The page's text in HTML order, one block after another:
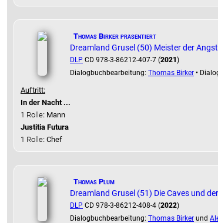
Thomas Birker präsentiert
Dreamland Grusel (50) Meister der Angst
DLP CD 978-3-86212-407-7 (2021)
Dialogbuchbearbeitung: Thomas Birker •
Auftritt:
In der Nacht ...
1 Rolle: Mann
Justitia Futura
1 Rolle: Chef
Thomas Plum
Dreamland Grusel (51) Die Caves und
DLP CD 978-3-86212-408-4 (2022)
Dialogbuchbearbeitung: Thomas Birker und